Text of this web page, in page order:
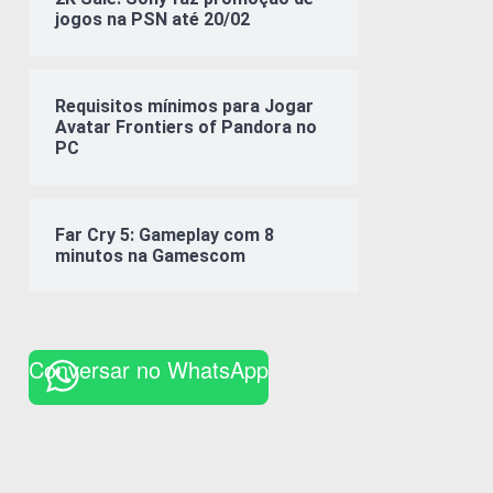
jogos na PSN até 20/02
Requisitos mínimos para Jogar
Avatar Frontiers of Pandora no
PC
Far Cry 5: Gameplay com 8
minutos na Gamescom
Conversar no WhatsApp